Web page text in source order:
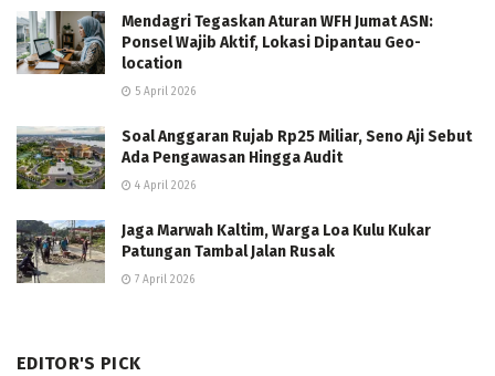
Mendagri Tegaskan Aturan WFH Jumat ASN:
Ponsel Wajib Aktif, Lokasi Dipantau Geo-
location
5 April 2026
Soal Anggaran Rujab Rp25 Miliar, Seno Aji Sebut
Ada Pengawasan Hingga Audit
4 April 2026
Jaga Marwah Kaltim, Warga Loa Kulu Kukar
Patungan Tambal Jalan Rusak
7 April 2026
EDITOR'S PICK